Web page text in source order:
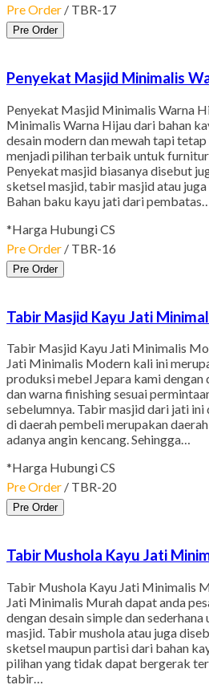
Pre Order / TBR-17
Pre Order
Penyekat Masjid Minimalis
Penyekat Masjid Minimalis Warna
Minimalis Warna Hijau dari bahan
desain modern dan mewah tapi
menjadi pilihan terbaik untuk
Penyekat masjid biasanya disebut
sketsel masjid, tabir masjid atau
Bahan baku kayu jati dari
*Harga Hubungi CS
Pre Order / TBR-16
Pre Order
Tabir Masjid Kayu Jati
Tabir Masjid Kayu Jati Minimalis
Jati Minimalis Modern kali ini
produksi mebel Jepara kami dengan
dan warna finishing sesuai
sebelumnya. Tabir masjid dari jati
di daerah pembeli merupakan
adanya angin kencang. Sehingga…
*Harga Hubungi CS
Pre Order / TBR-20
Pre Order
Tabir Mushola Kayu Jati
Tabir Mushola Kayu Jati Minimalis
Jati Minimalis Murah dapat anda
dengan desain simple dan
masjid. Tabir mushola atau juga
sketsel maupun partisi dari bahan
pilihan yang tidak dapat bergerak
tabir…